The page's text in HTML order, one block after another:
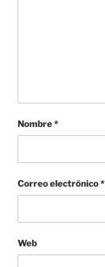
Nombre*
Correo electrónico*
Web